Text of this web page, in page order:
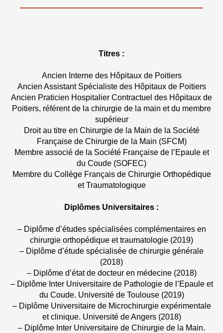
Titres :
Ancien Interne des Hôpitaux de Poitiers
Ancien Assistant Spécialiste des Hôpitaux de Poitiers
Ancien Praticien Hospitalier Contractuel des Hôpitaux de
Poitiers, référent de la chirurgie de la main et du membre
supérieur
Droit au titre en Chirurgie de la Main de la Société
Française de Chirurgie de la Main (SFCM)
Membre associé de la Société Française de l’Epaule et
du Coude (SOFEC)
Membre du Collège Français de Chirurgie Orthopédique
et Traumatologique
Diplômes Universitaires :
– Diplôme d’études spécialisées complémentaires en
chirurgie orthopédique et traumatologie (2019)
– Diplôme d’étude spécialisée de chirurgie générale
(2018)
– Diplôme d’état de docteur en médecine (2018)
– Diplôme Inter Universitaire de Pathologie de l’Epaule et
du Coude. Université de Toulouse (2019)
– Diplôme Universitaire de Microchirurgie expérimentale
et clinique. Université de Angers (2018)
– Diplôme Inter Universitaire de Chirurgie de la Main.